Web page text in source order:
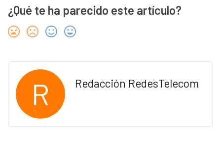
¿Qué te ha parecido este artículo?
R Redacción RedesTelecom